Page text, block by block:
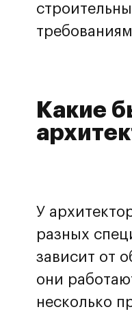
Какие
У
разных
зависит от
они
несколько